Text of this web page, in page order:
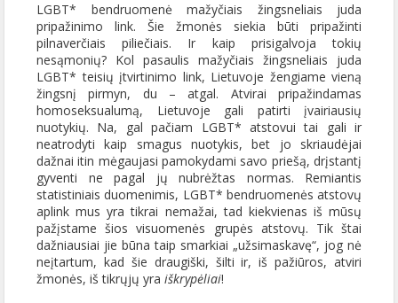
LGBT* bendruomenė mažyčiais žingsneliais juda
pripažinimo link. Šie žmonės siekia būti pripažinti
pilnaverčiais piliečiais. Ir kaip prisigalvoja tokių
nesąmonių? Kol pasaulis mažyčiais žingsneliais juda
LGBT* teisių įtvirtinimo link, Lietuvoje žengiame vieną
žingsnį pirmyn, du – atgal. Atvirai pripažindamas
homoseksualumą, Lietuvoje gali patirti įvairiausių
nuotykių. Na, gal pačiam LGBT* atstovui tai gali ir
neatrodyti kaip smagus nuotykis, bet jo skriaudėjai
dažnai itin mėgaujasi pamokydami savo priešą, drįstantį
gyventi ne pagal jų nubrėžtas normas. Remiantis
statistiniais duomenimis, LGBT* bendruomenės atstovų
aplink mus yra tikrai nemažai, tad kiekvienas iš mūsų
pažįstame šios visuomenės grupės atstovų. Tik štai
dažniausiai jie būna taip smarkiai „užsimaskavę“, jog nė
neįtartum, kad šie draugiški, šilti ir, iš pažiūros, atviri
žmonės, iš tikrųjų yra iškrypėliai!